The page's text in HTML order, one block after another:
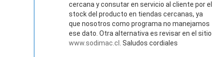
cercana y consutar en servicio al cliente por el
stock del producto en tiendas cercanas, ya
que nosotros como programa no manejamos
ese dato. Otra alternativa es revisar en el sitio
www.sodimac.cl . Saludos cordiales